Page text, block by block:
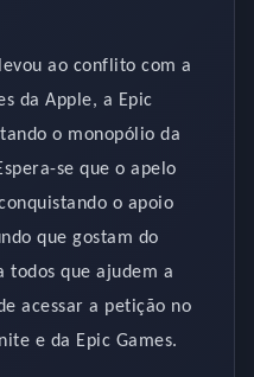
ao conflito com a
da Apple, a Epic
o monopólio da
se que o apelo
o apoio
que gostam do
todos que ajudem a
acessar a petição no
e da Epic Games.